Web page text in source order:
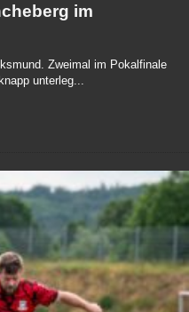
im
Zweimal im Pokalfinale
unterleg...